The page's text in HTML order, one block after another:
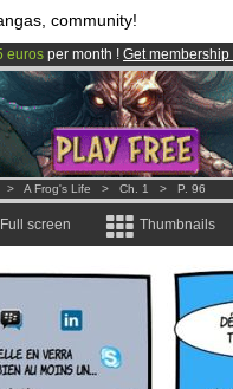
community!
euros per month ! Get membership
!.
comics & mangas!.
> A Frog's Life > Ch. 1 > P. 96
Full screen Thumbnails